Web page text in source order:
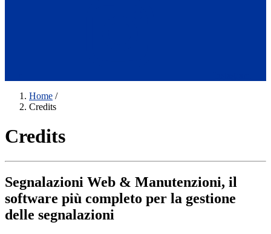
Home /
Credits
Credits
Segnalazioni Web & Manutenzioni, il
software più completo per la gestione
delle segnalazioni